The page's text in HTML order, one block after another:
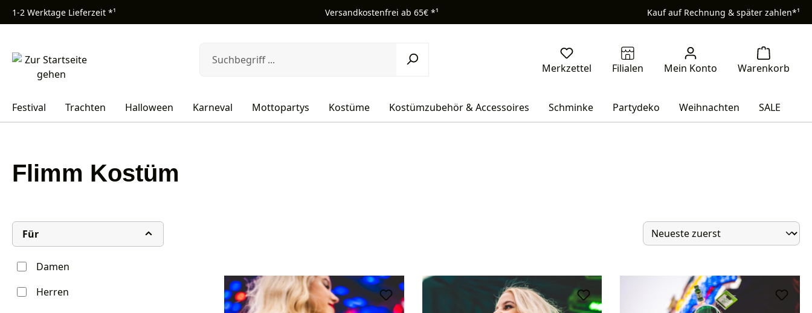
Hauptinhalt springen
Zur Suche springen
Zur Hauptnavigation springen
1-2 Werktage Lieferzeit *¹ Versandkostenfrei ab 65€ *¹ Kauf auf Rechnung & später zahlen*¹
Festival Trachten Halloween Karneval Mottopartys Kostüme Kostümzubehör & Accessoires Schminke Partydeko Weihnachten SALE
Flimm Kostüm
Für
Damen
Herren